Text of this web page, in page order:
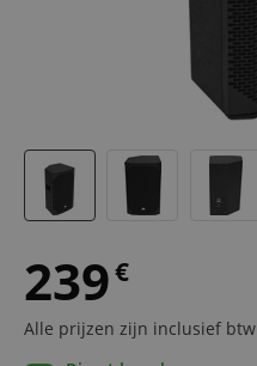
239€
Alle prijzen zijn inclusief btw